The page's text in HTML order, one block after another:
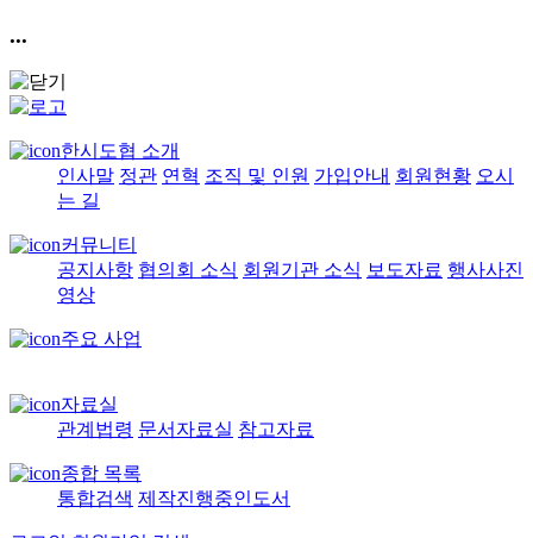
...
한시도협 소개
인사말 정관 연혁 조직 및 인원 가입안내 회원현황 오시
는 길
커뮤니티
공지사항 협의회 소식 회원기관 소식 보도자료 행사사진
영상
주요 사업
자료실
관계법령 문서자료실 참고자료
종합 목록
통합검색 제작진행중인도서